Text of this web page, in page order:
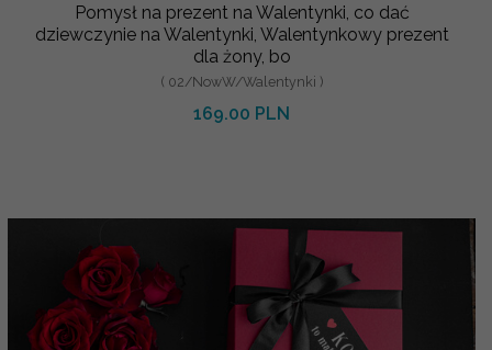
Pomysł na prezent na Walentynki, co dać
dziewczynie na Walentynki, Walentynkowy prezent
dla żony, bo
( 02/NowW/Walentynki )
169.00 PLN